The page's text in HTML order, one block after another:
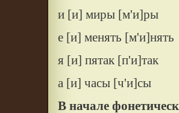
и [и] миры [м'и]ры
е [и] менять [м'и]нять
я [и] пятак [п'и]так
а [и] часы [ч'и]сы
В начале